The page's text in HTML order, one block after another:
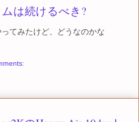
は続けるべき?
てみたけど、どうなのかな